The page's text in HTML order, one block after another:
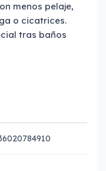
menos pelaje,
o cicatrices.
tras baños